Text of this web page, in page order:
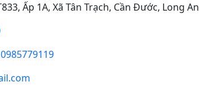
Ấp 1A, Xã Tân Trạch, Cần Đước, Long An